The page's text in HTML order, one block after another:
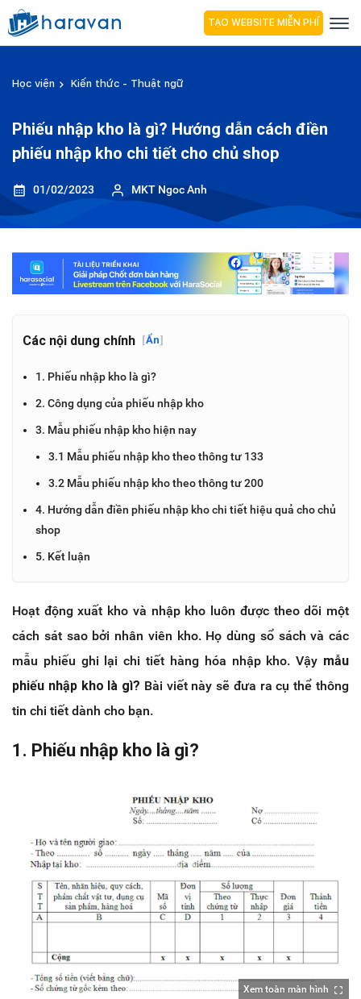
TẠO WEBSITE MIỄN PHÍ
Học viện Kiến thức - Thuật ngữ
Phiếu nhập kho là gì? Hướng dẫn cách điền
phiếu nhập kho chi tiết cho chủ shop
01/02/2023 MKT Ngoc Anh
Các nội dung chính [Ẩn]
1. Phiếu nhập kho là gì?
2. Công dụng của phiếu nhập kho
3. Mẫu phiếu nhập kho hiện nay
3.1 Mẫu phiếu nhập kho theo thông tư 133
3.2 Mẫu phiếu nhập kho theo thông tư 200
4. Hướng dẫn điền phiếu nhập kho chi tiết hiệu quả cho chủ
shop
5. Kết luận
Hoạt động xuất kho và nhập kho luôn được theo dõi một
cách sát sao bởi nhân viên kho. Họ dùng sổ sách và các
mẫu phiếu ghi lại chi tiết hàng hóa nhập kho. Vậy mẫu
phiếu nhập kho là gì? Bài viết này sẽ đưa ra cụ thể thông
tin chi tiết dành cho bạn.
1. Phiếu nhập kho là gì?
Xem toàn màn hình